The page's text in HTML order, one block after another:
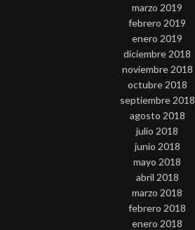
marzo 2019
febrero 2019
enero 2019
diciembre 2018
noviembre 2018
octubre 2018
septiembre 2018
agosto 2018
julio 2018
junio 2018
mayo 2018
abril 2018
marzo 2018
febrero 2018
enero 2018